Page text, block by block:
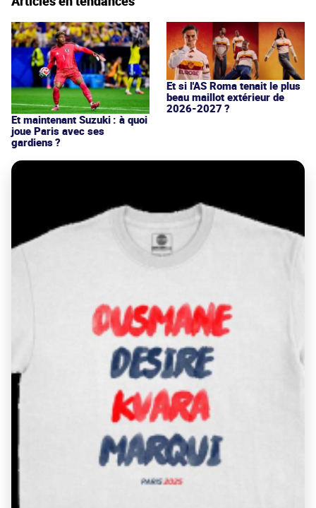
Et maintenant Suzuki : à quoi
joue Paris avec ses
gardiens ?
Et si l'AS Roma tenait le plus
beau maillot extérieur de
2026-2027 ?